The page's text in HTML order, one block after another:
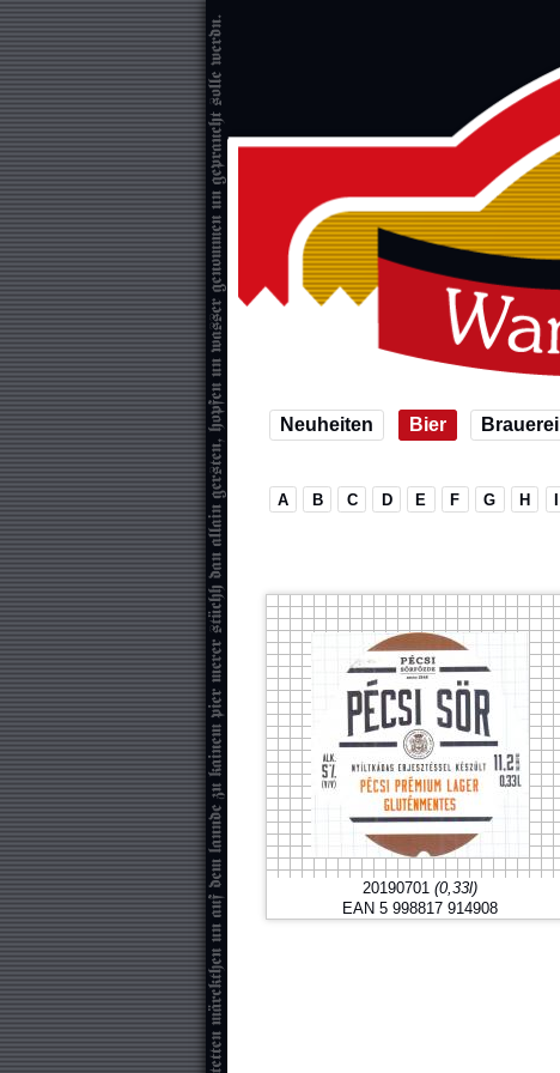
Neuheiten Bier Brauerei
A B C D E F G H
20190701 (0,33l)
EAN 5 998817 914908